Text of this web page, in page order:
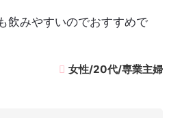
飲みやすいのでおすすめで
女性/20代/専業主婦